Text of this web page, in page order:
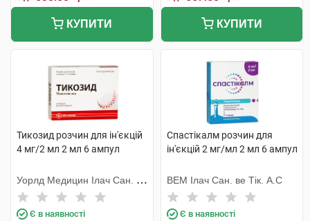
КУПИТИ КУПИТИ
Тикозид розчин для ін'єкцій
4 мг/2 мл 2 мл 6 ампул
Уорлд Медицин Ілач Сан. Ве
Тідж
Є в наявності
Спастікалм розчин для
ін'єкцій 2 мг/мл 2 мл 6 ампул
ВЕМ Ілач Сан. ве Тік. А.С
Є в наявності